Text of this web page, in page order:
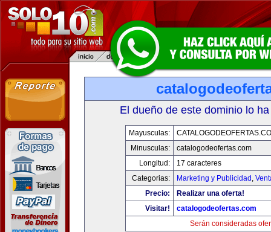
El dueño de este dominio lo
Mayusculas:
Minusculas:
catalogodeofertas.com
Longitud:
17 caracteres
Categorias:
Marketing y Publicidad ,
Precio:
Realizar una oferta!
Visitar!
catalogodeofertas.com
Serán consideradas